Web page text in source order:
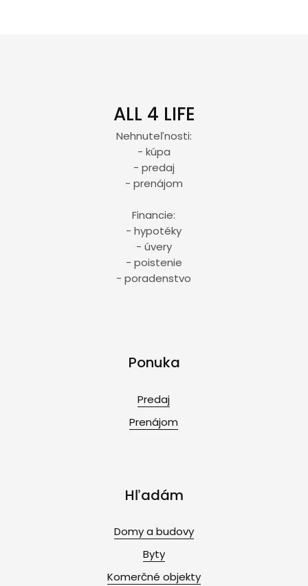
ALL 4 LIFE
Nehnuteľnosti:
- kúpa
- predaj
- prenájom
Financie:
- hypotéky
- úvery
- poistenie
- poradenstvo
Ponuka
Predaj
Prenájom
Hľadám
Domy a budovy
Byty
Komerčné objekty